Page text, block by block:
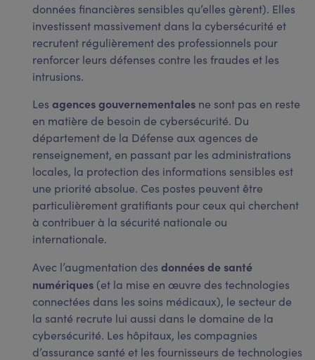
données financières sensibles qu’elles gèrent). Elles
investissent massivement dans la cybersécurité et
recrutent régulièrement des professionnels pour
renforcer leurs défenses contre les fraudes et les
intrusions.
Les agences gouvernementales ne sont pas en reste
en matière de besoin de cybersécurité. Du
département de la Défense aux agences de
renseignement, en passant par les administrations
locales, la protection des informations sensibles est
une priorité absolue. Ces postes peuvent être
particulièrement gratifiants pour ceux qui cherchent
à contribuer à la sécurité nationale ou
internationale.
Avec l’augmentation des données de santé
numériques (et la mise en œuvre des technologies
connectées dans les soins médicaux), le secteur de
la santé recrute lui aussi dans le domaine de la
cybersécurité. Les hôpitaux, les compagnies
d’assurance santé et les fournisseurs de technologies